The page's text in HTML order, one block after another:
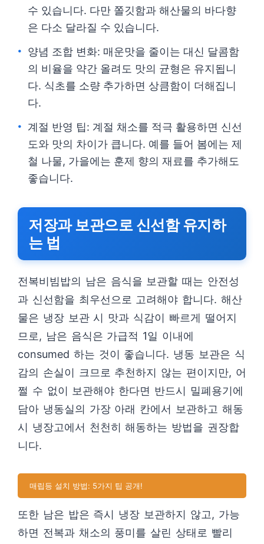
수 있습니다. 다만 쫄깃함과 해산물의 바다향
은 다소 달라질 수 있습니다.
양념 조합 변화: 매운맛을 줄이는 대신 달콤함
의 비율을 약간 올려도 맛의 균형은 유지됩니
다. 식초를 소량 추가하면 상큼함이 더해집니
다.
계절 반영 팁: 계절 채소를 적극 활용하면 신선
도와 맛의 차이가 큽니다. 예를 들어 봄에는 제
철 나물, 가을에는 훈제 향의 재료를 추가해도
좋습니다.
저장과 보관으로 신선함 유지하
는 법
전복비빔밥의 남은 음식을 보관할 때는 안전성
과 신선함을 최우선으로 고려해야 합니다. 해산
물은 냉장 보관 시 맛과 식감이 빠르게 떨어지
므로, 남은 음식은 가급적 1일 이내에
consumed 하는 것이 좋습니다. 냉동 보관은 식
감의 손실이 크므로 추천하지 않는 편이지만, 어
쩔 수 없이 보관해야 한다면 반드시 밀폐용기에
담아 냉동실의 가장 아래 칸에서 보관하고 해동
시 냉장고에서 천천히 해동하는 방법을 권장합
니다.
매립등 설치 방법: 5가지 팁 공개!
또한 남은 밥은 즉시 냉장 보관하지 않고, 가능
하면 전복과 채소의 풍미를 살린 상태로 빨리